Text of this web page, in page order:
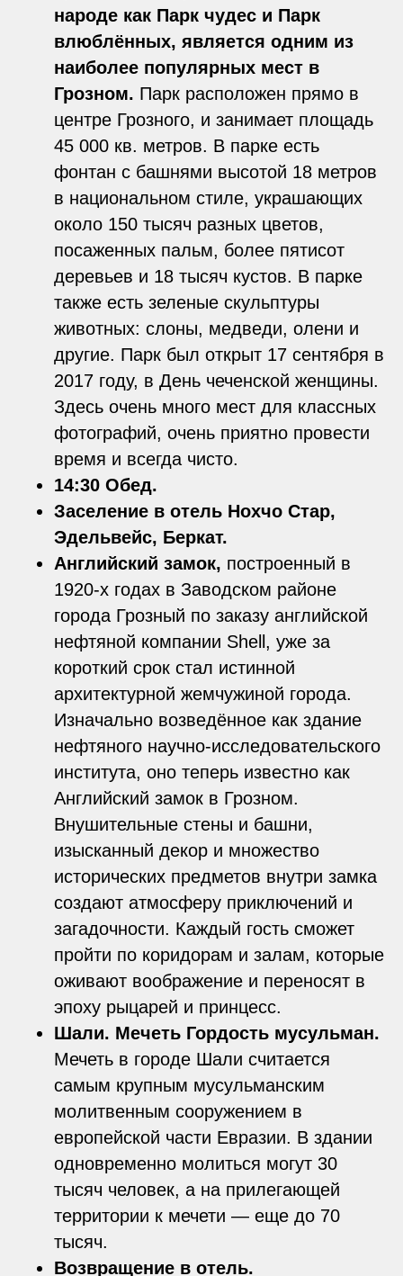
народе как Парк чудес и Парк
влюблённых, является одним из
наиболее популярных мест в
Грозном. Парк расположен прямо в
центре Грозного, и занимает площадь
45 000 кв. метров. В парке есть
фонтан с башнями высотой 18 метров
в национальном стиле, украшающих
около 150 тысяч разных цветов,
посаженных пальм, более пятисот
деревьев и 18 тысяч кустов. В парке
также есть зеленые скульптуры
животных: слоны, медведи, олени и
другие. Парк был открыт 17 сентября в
2017 году, в День чеченской женщины.
Здесь очень много мест для классных
фотографий, очень приятно провести
время и всегда чисто.
14:30 Обед.
Заселение в отель Нохчо Стар,
Эдельвейс, Беркат.
Английский замок, построенный в
1920-х годах в Заводском районе
города Грозный по заказу английской
нефтяной компании Shell, уже за
короткий срок стал истинной
архитектурной жемчужиной города.
Изначально возведённое как здание
нефтяного научно-исследовательского
института, оно теперь известно как
Английский замок в Грозном.
Внушительные стены и башни,
изысканный декор и множество
исторических предметов внутри замка
создают атмосферу приключений и
загадочности. Каждый гость сможет
пройти по коридорам и залам, которые
оживают воображение и переносят в
эпоху рыцарей и принцесс.
Шали. Мечеть Гордость мусульман.
Мечеть в городе Шали считается
самым крупным мусульманским
молитвенным сооружением в
европейской части Евразии. В здании
одновременно молиться могут 30
тысяч человек, а на прилегающей
территории к мечети — еще до 70
тысяч.
Возвращение в отель.